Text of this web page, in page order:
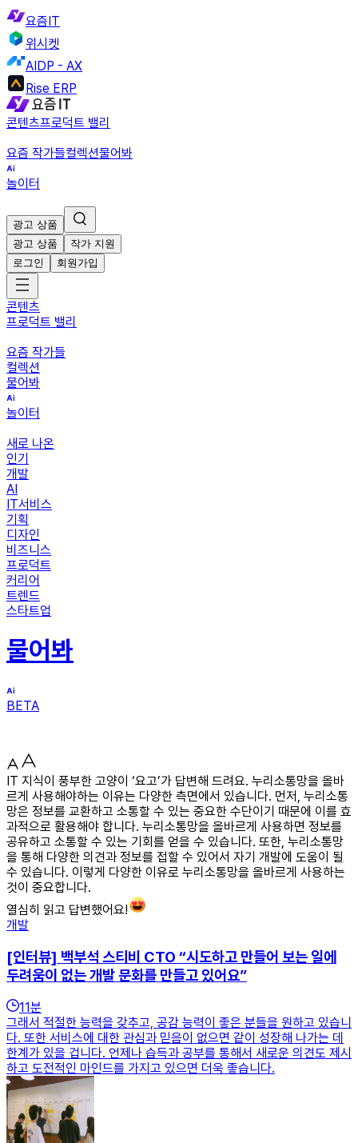
요즘IT
위시켓
AIDP - AX
Rise ERP
콘텐츠프로덕트 밸리
요즘 작가들컬렉션물어봐
놀이터
광고 상품
광고 상품
작가 지원
로그인
회원가입
콘텐츠
프로덕트 밸리
요즘 작가들
컬렉션
물어봐
놀이터
새로 나온
인기
개발
AI
IT서비스
기획
디자인
비즈니스
프로덕트
커리어
트렌드
스타트업
물어봐
BETA
IT 지식이 풍부한 고양이 ‘요고’가 답변해 드려요. 누리소통망을 올바
르게 사용해야하는 이유는 다양한 측면에서 있습니다. 먼저, 누리소통
망은 정보를 교환하고 소통할 수 있는 중요한 수단이기 때문에 이를 효
과적으로 활용해야 합니다. 누리소통망을 올바르게 사용하면 정보를
공유하고 소통할 수 있는 기회를 얻을 수 있습니다. 또한, 누리소통망
을 통해 다양한 의견과 정보를 접할 수 있어서 자기 개발에 도움이 될
수 있습니다. 이렇게 다양한 이유로 누리소통망을 올바르게 사용하는
것이 중요합니다.
열심히 읽고 답변했어요!
개발
[인터뷰] 백부석 스티비 CTO “시도하고 만들어 보는 일에
두려움이 없는 개발 문화를 만들고 있어요”
11분
그래서 적절한 능력을 갖추고, 공감 능력이 좋은 분들을 원하고 있습니
다. 또한 서비스에 대한 관심과 믿음이 없으면 같이 성장해 나가는 데
한계가 있을 겁니다. 언제나 습득과 공부를 통해서 새로운 의견도 제시
하고 도전적인 마인드를 가지고 있으면 더욱 좋습니다.